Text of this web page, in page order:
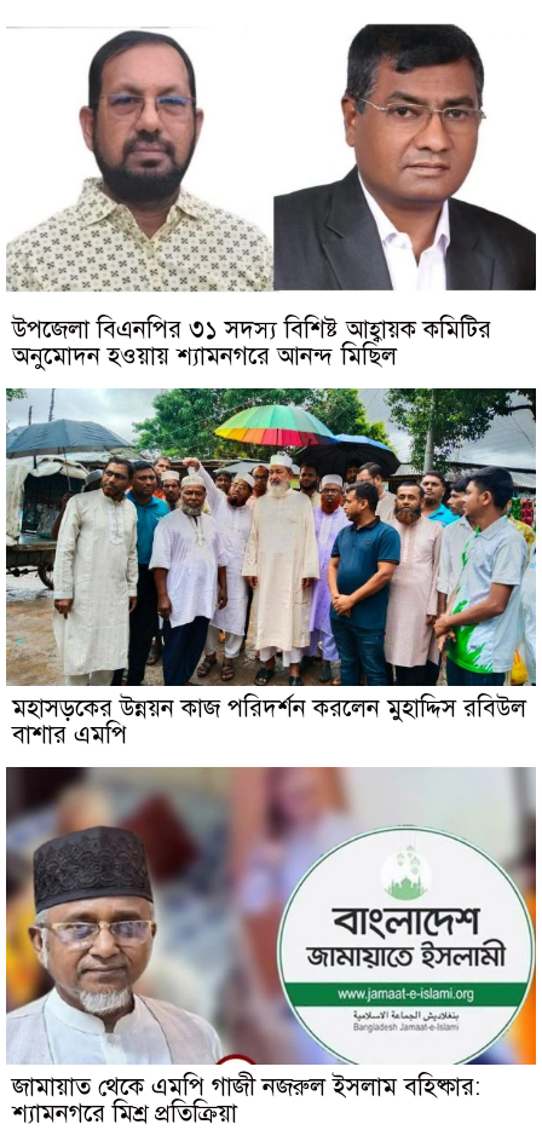
উপজেলা বিএনপির ৩১ সদস্য বিশিষ্ট আহ্বায়ক কমিটির
অনুমোদন হওয়ায় শ্যামনগরে আনন্দ মিছিল
মহাসড়কের উন্নয়ন কাজ পরিদর্শন করলেন মুহাদ্দিস রবিউল
বাশার এমপি
জামায়াত থেকে এমপি গাজী নজরুল ইসলাম বহিষ্কার:
শ্যামনগরে মিশ্র প্রতিক্রিয়া